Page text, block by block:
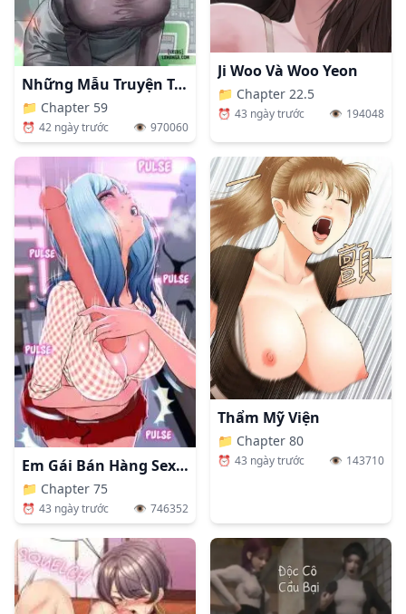
Những Mẫu Truyện Tục Tĩu (Phần 2)
📁 Chapter 59
⏰ 42 ngày trước 👁️ 970060
Ji Woo Và Woo Yeon
📁 Chapter 22.5
⏰ 43 ngày trước 👁️ 194048
Em Gái Bán Hàng Sextoy
📁 Chapter 75
⏰ 43 ngày trước 👁️ 746352
Thẩm Mỹ Viện
📁 Chapter 80
⏰ 43 ngày trước 👁️ 143710